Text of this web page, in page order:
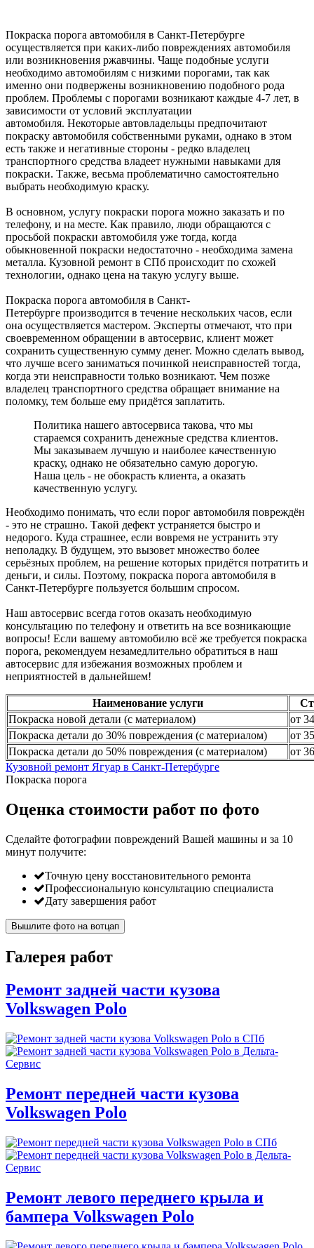
Покраска порога автомобиля в Санкт-Петербурге
осуществляется при каких-либо повреждениях автомобиля
или возникновения ржавчины. Чаще подобные услуги
необходимо автомобилям с низкими порогами, так как
именно они подвержены возникновению подобного рода
проблем. Проблемы с порогами возникают каждые 4-7 лет, в
зависимости от условий эксплуатации
автомобиля. Некоторые автовладельцы предпочитают
покраску автомобиля собственными руками, однако в этом
есть также и негативные стороны - редко владелец
транспортного средства владеет нужными навыками для
покраски. Также, весьма проблематично самостоятельно
выбрать необходимую краску.
В основном, услугу покраски порога можно заказать и по
телефону, и на месте. Как правило, люди обращаются с
просьбой покраски автомобиля уже тогда, когда
обыкновенной покраски недостаточно - необходима замена
металла. Кузовной ремонт в СПб происходит по схожей
технологии, однако цена на такую услугу выше.
Покраска порога автомобиля в Санкт-
Петербурге производится в течение нескольких часов, если
она осуществляется мастером. Эксперты отмечают, что при
своевременном обращении в автосервис, клиент может
сохранить существенную сумму денег. Можно сделать вывод,
что лучше всего заниматься починкой неисправностей тогда,
когда эти неисправности только возникают. Чем позже
владелец транспортного средства обращает внимание на
поломку, тем больше ему придётся заплатить.
Политика нашего автосервиса такова, что мы
стараемся сохранить денежные средства клиентов.
Мы заказываем лучшую и наиболее качественную
краску, однако не обязательно самую дорогую.
Наша цель - не обокрасть клиента, а оказать
качественную услугу.
Необходимо понимать, что если порог автомобиля повреждён
- это не страшно. Такой дефект устраняется быстро и
недорого. Куда страшнее, если вовремя не устранить эту
неполадку. В будущем, это вызовет множество более
серьёзных проблем, на решение которых придётся потратить и
деньги, и силы. Поэтому, покраска порога автомобиля в
Санкт-Петербурге пользуется большим спросом.
Наш автосервис всегда готов оказать необходимую
консультацию по телефону и ответить на все возникающие
вопросы! Если вашему автомобилю всё же требуется покраска
порога, рекомендуем незамедлительно обратиться в наш
автосервис для избежания возможных проблем и
неприятностей в дальнейшем!
Наименование услуги
Покраска новой детали (с материалом)
от
Покраска детали до 30% повреждения (с материалом)
от
Покраска детали до 50% повреждения (с материалом)
от
Кузовной ремонт Ягуар в Санкт-Петербурге
Покраска порога
Оценка стоимости работ по фото
Сделайте фотографии повреждений Вашей машины и за 10
минут получите:
Точную цену восстановительного ремонта
Профессиональную консультацию специалиста
Дату завершения работ
Вышлите фото на вотцап
Галерея работ
Ремонт задней части кузова
Volkswagen Polo
Ремонт передней части кузова
Volkswagen Polo
Ремонт левого переднего крыла и
бампера Volkswagen Polo